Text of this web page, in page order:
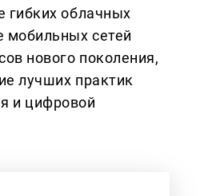
гибких облачных
мобильных сетей
нового поколения,
лучших практик
и цифровой